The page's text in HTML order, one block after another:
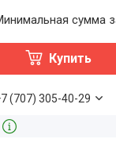
сумма
Купить
(707) 305-40-29